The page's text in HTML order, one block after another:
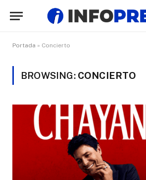
Portada » Concierto
BROWSING: CONCIERTO